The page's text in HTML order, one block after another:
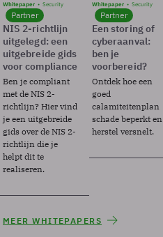
Whitepaper Security
Partner
NIS 2-richtlijn
uitgelegd: een
uitgebreide gids
voor compliance
Ben je compliant
met de NIS 2-
richtlijn? Hier vind
je een uitgebreide
gids over de NIS 2-
richtlijn die je
helpt dit te
realiseren.
Whitepaper Security
Partner
Een storing of
cyberaanval:
ben je
voorbereid?
Ontdek hoe een
goed
calamiteitenplan
schade beperkt en
herstel versnelt.
MEER WHITEPAPERS